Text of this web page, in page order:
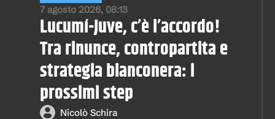
7 agosto 2026, 08:13
Lucumí-Juve, c’è l’accordo!
Tra rinunce, contropartita e
strategia bianconera: i
prossimi step
Nicolò Schira